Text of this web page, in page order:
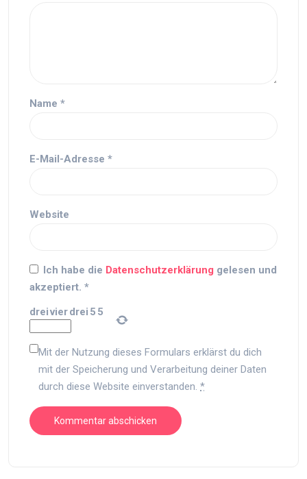
Name *
E-Mail-Adresse *
Website
Ich habe die Datenschutzerklärung gelesen und
akzeptiert. *
dreivierdrei 5 5
Mit der Nutzung dieses Formulars erklärst du dich
mit der Speicherung und Verarbeitung deiner Daten
durch diese Website einverstanden. *